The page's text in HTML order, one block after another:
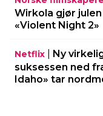
Wirkola gjør
«Violent Night 2»
Netflix
Ny
suksessen ned
Idaho» tar